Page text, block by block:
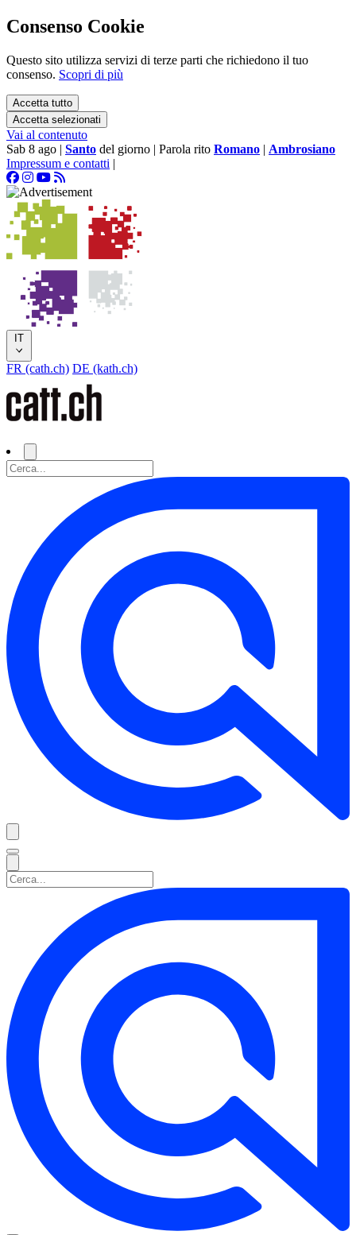
Consenso Cookie
Questo sito utilizza servizi di terze parti che richiedono il tuo
consenso. Scopri di più
Accetta tutto
Accetta selezionati
Vai al contenuto
Sab 8 ago | Santo del giorno | Parola rito Romano | Ambrosiano
Impressum e contatti |
IT
FR (cath.ch) DE (kath.ch)